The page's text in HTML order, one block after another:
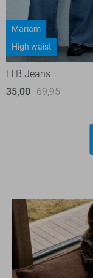
Mariam
High waist
LTB Jeans
35,00 69,95